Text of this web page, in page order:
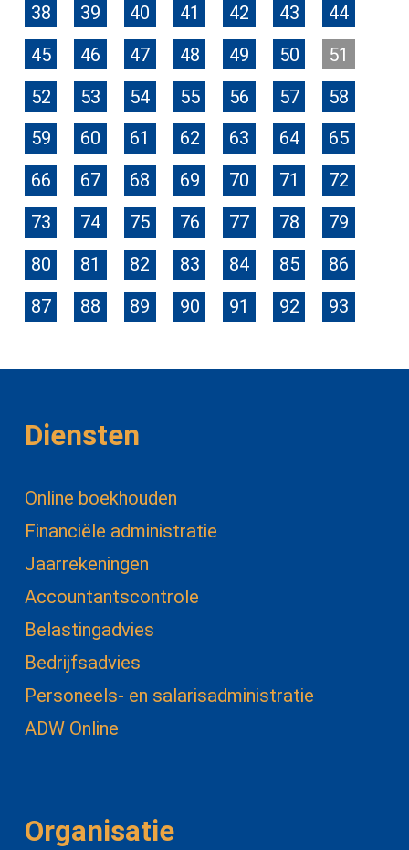
38
39 40 41 42 43
44
45
46 47 48 49 50
51
52
53 54 55 56 57
58
59
60 61 62 63 64
65
66
67 68 69 70 71
72
73
74 75 76 77 78
79
80
81 82 83 84 85
86
87
88 89 90 91 92 93
Diensten
Online boekhouden
Financiële administratie
Jaarrekeningen
Accountantscontrole
Belastingadvies
Bedrijfsadvies
Personeels- en salarisadministratie
ADW Online
Organisatie